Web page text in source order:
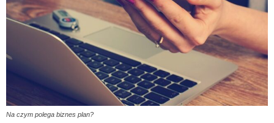
Na czym polega biznes plan?